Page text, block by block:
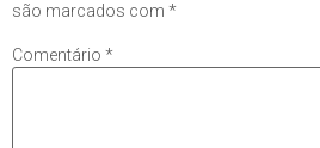
são marcados com *
Comentário *